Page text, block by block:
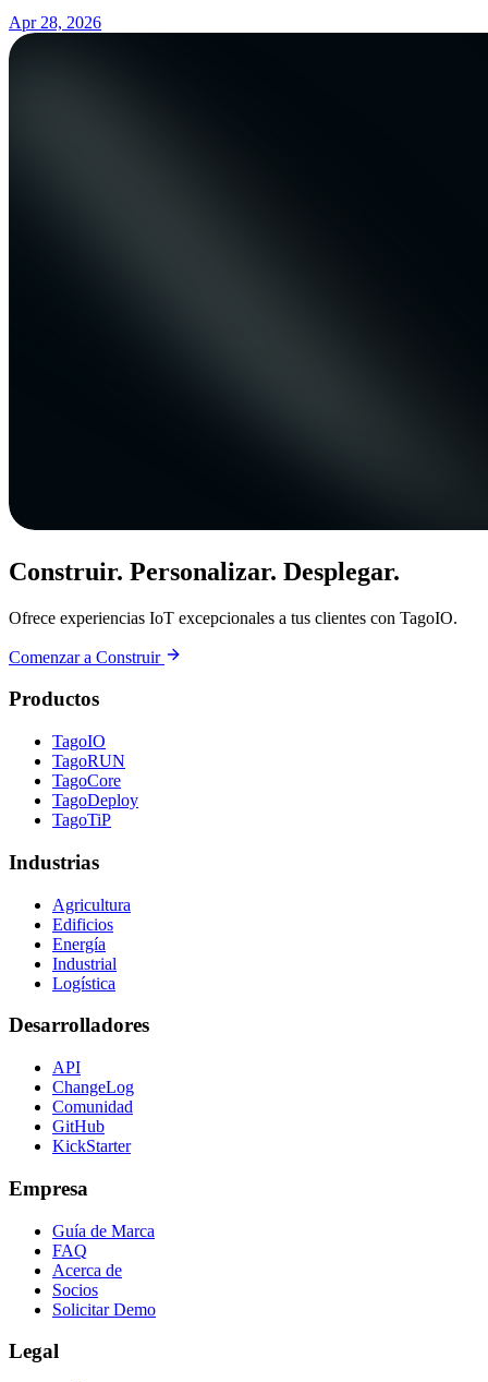
Apr 28, 2026
Construir. Personalizar. Desplegar.
Ofrece experiencias IoT excepcionales a tus clientes con TagoIO.
Comenzar a Construir
Productos
TagoIO
TagoRUN
TagoCore
TagoDeploy
TagoTiP
Industrias
Agricultura
Edificios
Energía
Industrial
Logística
Desarrolladores
API
ChangeLog
Comunidad
GitHub
KickStarter
Empresa
Guía de Marca
FAQ
Acerca de
Socios
Solicitar Demo
Legal